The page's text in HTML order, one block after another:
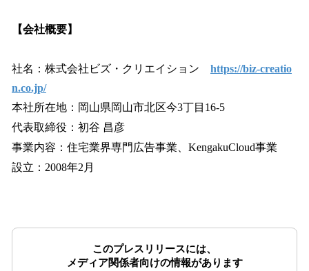
【会社概要】
社名：株式会社ビズ・クリエイション https://biz-creatio
n.co.jp/
本社所在地：岡山県岡山市北区今3丁目16-5
代表取締役：初谷 昌彦
事業内容：住宅業界専門広告事業、KengakuCloud事業
設立：2008年2月
このプレスリリースには、
メディア関係者向けの情報があります